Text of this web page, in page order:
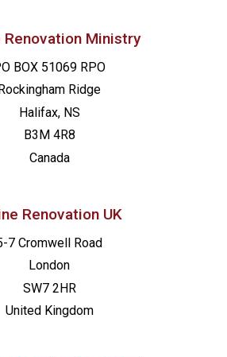
Renovation Ministry
BOX 51069 RPO
Rockingham Ridge
Halifax, NS
B3M 4R8
Canada
Renovation UK
7 Cromwell Road
London
SW7 2HR
United Kingdom